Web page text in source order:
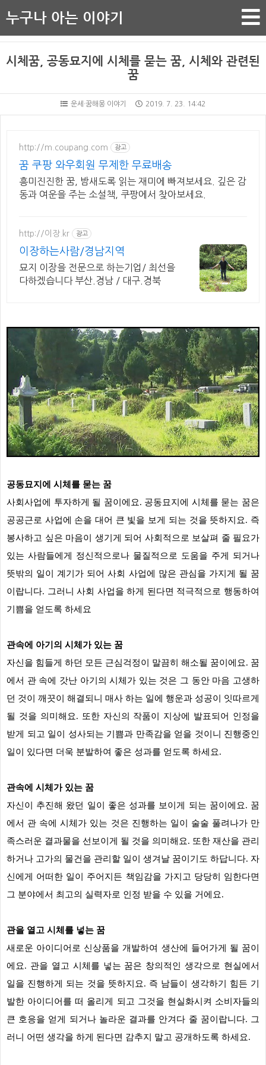
누구나 아는 이야기
시체꿈, 공동묘지에 시체를 묻는 꿈, 시체와 관련된
꿈
운세·꿈해몽 이야기 2019. 7. 23. 14:42
http://m.coupang.com 광고
꿈 쿠팡 와우회원 무제한 무료배송
흥미진진한 꿈, 밤새도록 읽는 재미에 빠져보세요. 깊은 감
동과 여운을 주는 소설책, 쿠팡에서 찾아보세요.
http://이장.kr 광고
이장하는사람/경남지역
묘지 이장을 전문으로 하는기업/ 최선을
다하겠습니다 부산.경남 / 대구.경북
공동묘지에 시체를 묻는 꿈
사회사업에 투자하게 될 꿈이에요. 공동묘지에 시체를 묻는 꿈은
공공근로 사업에 손을 대어 큰 빛을 보게 되는 것을 뜻하지요. 즉
봉사하고 싶은 마음이 생기게 되어 사회적으로 보살펴 줄 필요가
있는 사람들에게 정신적으로나 물질적으로 도움을 주게 되거나
뜻밖의 일이 계기가 되어 사회 사업에 많은 관심을 가지게 될 꿈
이랍니다. 그러니 사회 사업을 하게 된다면 적극적으로 행동하여
기쁨을 얻도록 하세요
관속에 아기의 시체가 있는 꿈
자신을 힘들게 하던 모든 근심걱정이 말끔히 해소될 꿈이에요. 꿈
에서 관 속에 갓난 아기의 시체가 있는 것은 그 동안 마음 고생하
던 것이 깨끗이 해결되니 매사 하는 일에 행운과 성공이 잇따르게
될 것을 의미해요. 또한 자신의 작품이 지상에 발표되어 인정을
받게 되고 일이 성사되는 기쁨과 만족감을 얻을 것이니 진행중인
일이 있다면 더욱 분발하여 좋은 성과를 얻도록 하세요.
관속에 시체가 있는 꿈
자신이 추진해 왔던 일이 좋은 성과를 보이게 되는 꿈이에요. 꿈
에서 관 속에 시체가 있는 것은 진행하는 일이 술술 풀려나가 만
족스러운 결과물을 선보이게 될 것을 의미해요. 또한 재산을 관리
하거나 고가의 물건을 관리할 일이 생겨날 꿈이기도 하답니다. 자
신에게 어떠한 일이 주어지든 책임감을 가지고 당당히 임한다면
그 분야에서 최고의 실력자로 인정 받을 수 있을 거에요.
관을 열고 시체를 넣는 꿈
새로운 아이디어로 신상품을 개발하여 생산에 들어가게 될 꿈이
에요. 관을 열고 시체를 넣는 꿈은 창의적인 생각으로 현실에서
일을 진행하게 되는 것을 뜻하지요. 즉 남들이 생각하기 힘든 기
발한 아이디어를 떠 올리게 되고 그것을 현실화시켜 소비자들의
큰 호응을 얻게 되거나 놀라운 결과를 안겨다 줄 꿈이랍니다. 그
러니 어떤 생각을 하게 된다면 감추지 말고 공개하도록 하세요.